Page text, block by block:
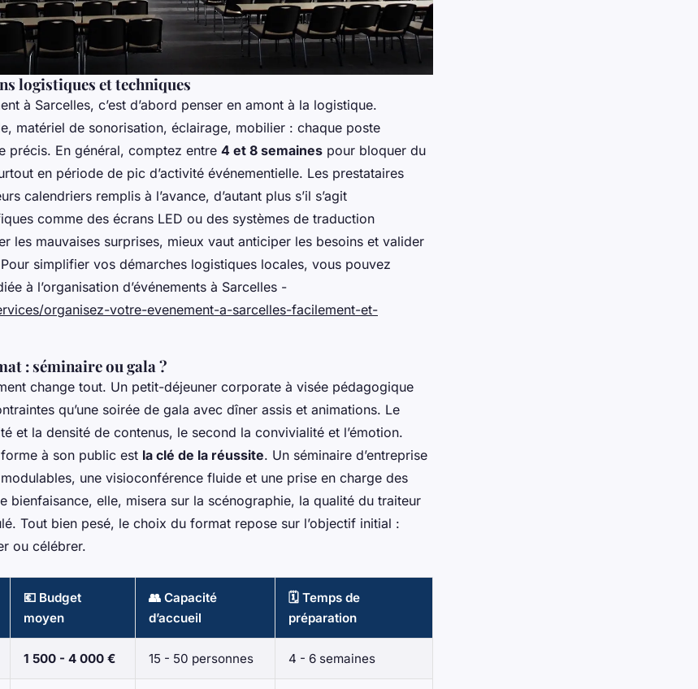
logistiques et techniques
à Sarcelles, c’est d’abord penser en amont à la logistique.
matériel de sonorisation, éclairage, mobilier : chaque poste
précis. En général, comptez entre 4 et 8 semaines pour bloquer du
en période de pic d’activité événementielle. Les prestataires
calendriers remplis à l’avance, d’autant plus s’il s’agit
comme des écrans LED ou des systèmes de traduction
les mauvaises surprises, mieux vaut anticiper les besoins et valider
simplifier vos démarches logistiques locales, vous pouvez
à l’organisation d’événements à Sarcelles -
organisez-votre-evenement-a-sarcelles-facilement-et-
: séminaire ou gala ?
change tout. Un petit-déjeuner corporate à visée pédagogique
qu’une soirée de gala avec dîner assis et animations. Le
et la densité de contenus, le second la convivialité et l’émotion.
à son public est la clé de la réussite. Un séminaire d’entreprise
une visioconférence fluide et une prise en charge des
bienfaisance, elle, misera sur la scénographie, la qualité du traiteur
Tout bien pesé, le choix du format repose sur l’objectif initial :
ou célébrer.
💶 Budget
moyen
👥 Capacité
d’accueil
🗓️ Temps de
préparation
1 500 - 4 000 € 15 - 50 personnes 4 - 6 semaines